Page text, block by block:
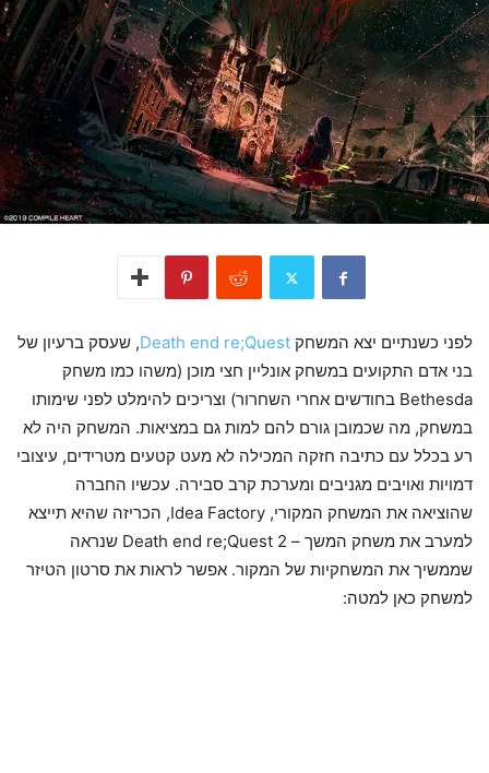
לפני כשנתיים יצא המשחק Death end re;Quest, שעסק ברעיון של
בני אדם התקועים במשחק אונליין חצי מוכן (משהו כמו משחק
Bethesda בחודשים אחרי השחרור) וצריכים להימלט לפני שימותו
במשחק, מה שכמובן גורם להם למות גם במציאות. המשחק היה לא
רע בכלל עם כתיבה חזקה המכילה לא מעט קטעים מטרידים, עיצובי
דמויות ואויבים מגניבים ומערכת קרב סבירה. עכשיו החברה
שהוציאה את המשחק המקורי, Idea Factory, הכריזה שהיא תייצא
למערב את משחק המשך – Death end re;Quest 2 שנראה
שממשיך את המשחקיות של המקור. אפשר לראות את סרטון הטיזר
למשחק כאן למטה: